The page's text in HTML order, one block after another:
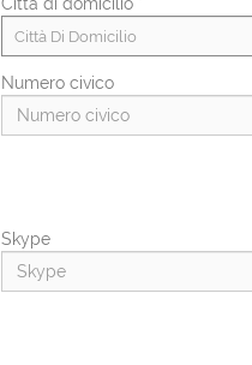
Città Di Domicilio
Numero civico
Regione di residenza *
Skype